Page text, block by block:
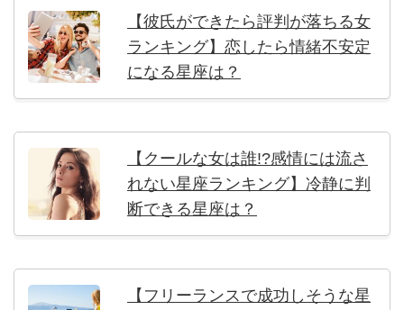
【彼氏ができたら評判が落ちる女
ランキング】恋したら情緒不安定
になる星座は？
【クールな女は誰!?感情には流さ
れない星座ランキング】冷静に判
断できる星座は？
【フリーランスで成功しそうな星